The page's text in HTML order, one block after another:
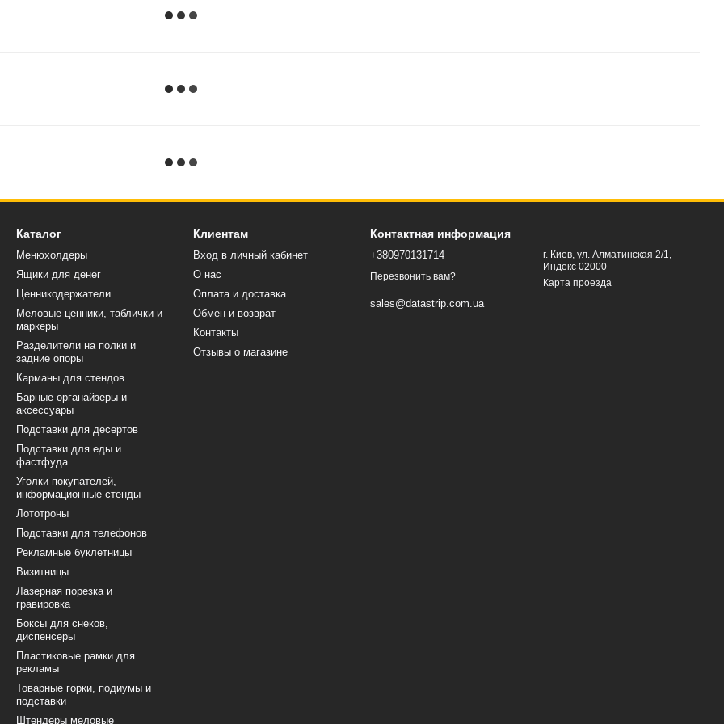
Каталог
Менюхолдеры
Ящики для денег
Ценникодержатели
Меловые ценники, таблички и
маркеры
Разделители на полки и
задние опоры
Карманы для стендов
Барные органайзеры и
аксессуары
Подставки для десертов
Подставки для еды и
фастфуда
Уголки покупателей,
информационные стенды
Лототроны
Подставки для телефонов
Рекламные буклетницы
Визитницы
Лазерная порезка и
гравировка
Боксы для снеков,
диспенсеры
Пластиковые рамки для
рекламы
Товарные горки, подиумы и
подставки
Штендеры меловые
Клиентам
Вход в личный кабинет
О нас
Оплата и доставка
Обмен и возврат
Контакты
Отзывы о магазине
Контактная информация
+380970131714
Перезвонить вам?
sales@datastrip.com.ua
г. Киев, ул. Алматинская 2/1,
Индекс 02000
Карта проезда